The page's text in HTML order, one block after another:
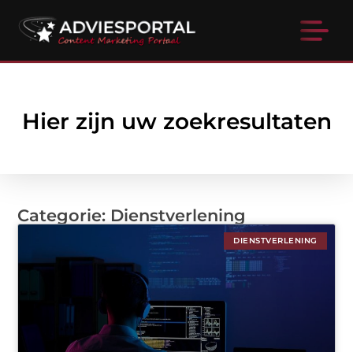
Hier zijn uw zoekresultaten
Categorie: Dienstverlening
DIENSTVERLENING